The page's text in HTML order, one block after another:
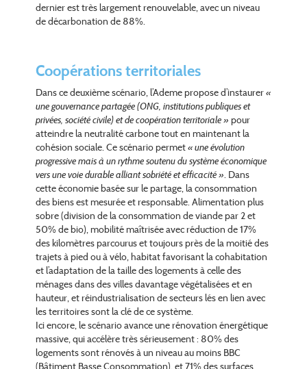
dernier est très largement renouvelable, avec un niveau
de décarbonation de 88%.
Coopérations territoriales
Dans ce deuxième scénario, l’Ademe propose d’instaurer«
une gouvernance partagée (ONG, institutions publiques et
privées, société civile) et de coopération territoriale » pour
atteindre la neutralité carbone tout en maintenant la
cohésion sociale. Ce scénario permet« une évolution
progressive mais à un rythme soutenu du système économique
vers une voie durable alliant sobriété et efficacité » . Dans
cette économie basée sur le partage, la consommation
des biens est mesurée et responsable. Alimentation plus
sobre (division de la consommation de viande par 2 et
50% de bio), mobilité maîtrisée avec réduction de 17%
des kilomètres parcourus et toujours près de la moitié des
trajets à pied ou à vélo, habitat favorisant la cohabitation
et l’adaptation de la taille des logements à celle des
ménages dans des villes davantage végétalisées et en
hauteur, et réindustrialisation de secteurs lés en lien avec
les territoires sont la clé de ce système.
Ici encore, le scénario avance une rénovation énergétique
massive, qui accélère très sérieusement : 80% des
logements sont rénovés à un niveau au moins BBC
(Bâtiment Basse Consommation), et 71% des surfaces